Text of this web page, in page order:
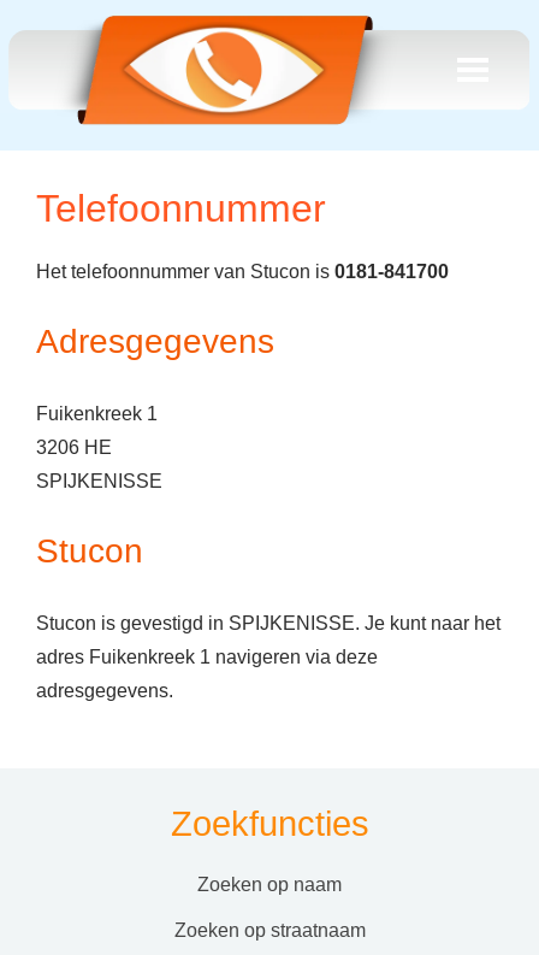
Telefoonnummer
Het telefoonnummer van Stucon is 0181-841700
Adresgegevens
Fuikenkreek 1
3206 HE
SPIJKENISSE
Stucon
Stucon is gevestigd in SPIJKENISSE. Je kunt naar het
adres Fuikenkreek 1 navigeren via deze
adresgegevens.
Zoekfuncties
zoeken op naam
zoeken op straatnaam